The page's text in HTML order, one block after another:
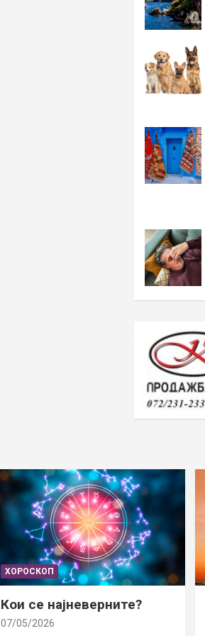
ХОРОСКОП
Кои се најневерните?
07/05/2026